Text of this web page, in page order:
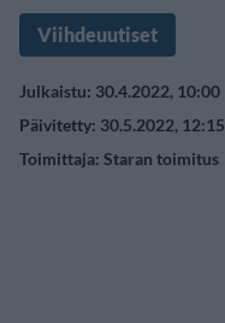
Viihdeuutiset
Julkaistu: 30.4.2022, 10:00
Päivitetty: 30.5.2022, 12:15
Toimittaja: Staran toimitus